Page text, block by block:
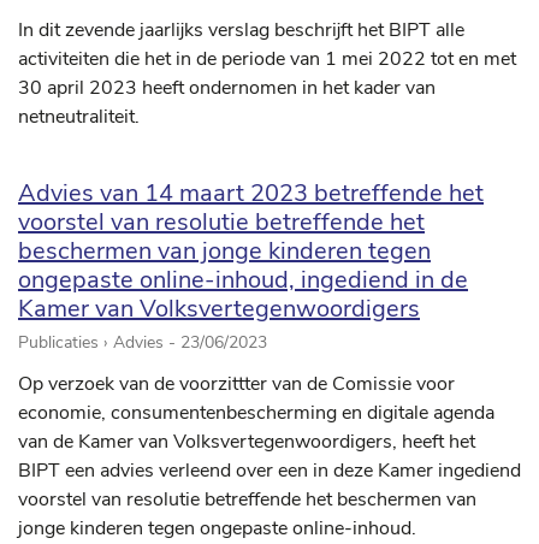
In dit zevende jaarlijks verslag beschrijft het BIPT alle
activiteiten die het in de periode van 1 mei 2022 tot en met
30 april 2023 heeft ondernomen in het kader van
netneutraliteit.
Advies van 14 maart 2023 betreffende het
voorstel van resolutie betreffende het
beschermen van jonge kinderen tegen
ongepaste online-inhoud, ingediend in de
Kamer van Volksvertegenwoordigers
Publicaties › Advies - 23/06/2023
Op verzoek van de voorzittter van de Comissie voor
economie, consumentenbescherming en digitale agenda
van de Kamer van Volksvertegenwoordigers, heeft het
BIPT een advies verleend over een in deze Kamer ingediend
voorstel van resolutie betreffende het beschermen van
jonge kinderen tegen ongepaste online-inhoud.